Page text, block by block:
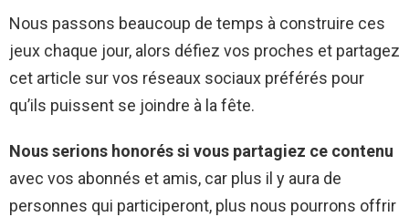
Nous passons beaucoup de temps à construire ces
jeux chaque jour, alors défiez vos proches et partagez
cet article sur vos réseaux sociaux préférés pour
qu’ils puissent se joindre à la fête.
Nous serions honorés si vous partagiez ce contenu
avec vos abonnés et amis, car plus il y aura de
personnes qui participeront, plus nous pourrons offrir